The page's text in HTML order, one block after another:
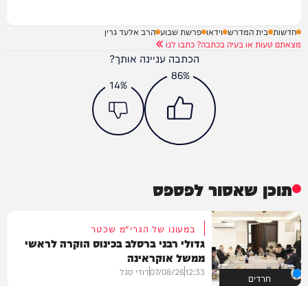
חדשות בית המדרש וידאו פרשת שבוע הרב אלעד גרין
מצאתם טעות או בעיה בכתבה? כתבו לנו
הכתבה עניינה אותך?
86%
14%
תוכן שאסור לפספס
חרדים
במעונו של הגרי"מ שכטר
גדולי רבני ברסלב בכינוס הוקרה לראשי
ממשל אוקראינה
12:33
07/08/26דודי סגל